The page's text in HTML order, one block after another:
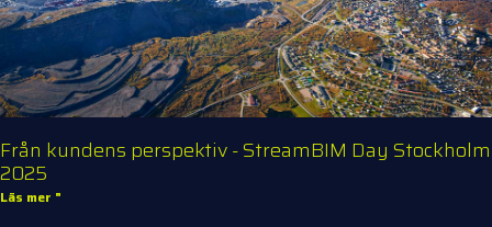
Från kundens perspektiv - StreamBIM Day Stockholm
2025
Läs mer "